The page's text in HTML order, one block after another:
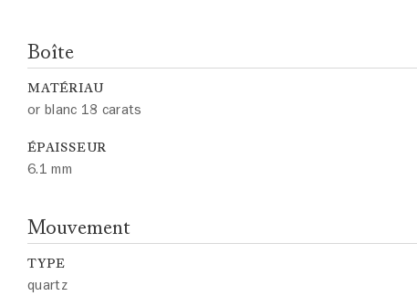
Boîte
MATÉRIAU
or blanc 18 carats
ÉPAISSEUR
6.1 mm
Mouvement
TYPE
quartz